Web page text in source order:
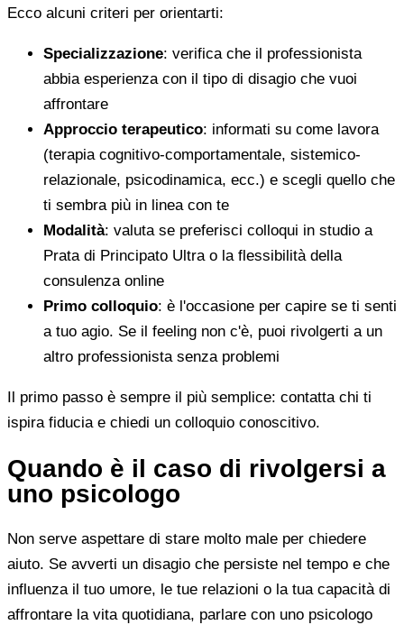
Ecco alcuni criteri per orientarti:
Specializzazione: verifica che il professionista
abbia esperienza con il tipo di disagio che vuoi
affrontare
Approccio terapeutico: informati su come lavora
(terapia cognitivo-comportamentale, sistemico-
relazionale, psicodinamica, ecc.) e scegli quello che
ti sembra più in linea con te
Modalità: valuta se preferisci colloqui in studio a
Prata di Principato Ultra o la flessibilità della
consulenza online
Primo colloquio: è l'occasione per capire se ti senti
a tuo agio. Se il feeling non c'è, puoi rivolgerti a un
altro professionista senza problemi
Il primo passo è sempre il più semplice: contatta chi ti
ispira fiducia e chiedi un colloquio conoscitivo.
Quando è il caso di rivolgersi a
uno psicologo
Non serve aspettare di stare molto male per chiedere
aiuto. Se avverti un disagio che persiste nel tempo e che
influenza il tuo umore, le tue relazioni o la tua capacità di
affrontare la vita quotidiana, parlare con uno psicologo